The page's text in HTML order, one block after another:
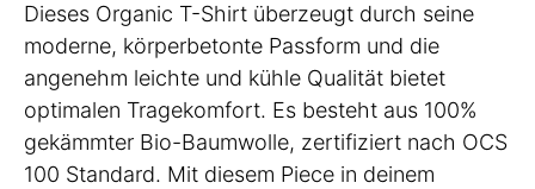
Dieses Organic T-Shirt überzeugt durch seine
moderne, körperbetonte Passform und die
angenehm leichte und kühle Qualität bietet
optimalen Tragekomfort. Es besteht aus 100%
gekämmter Bio-Baumwolle, zertifiziert nach OCS
100 Standard. Mit diesem Piece in deinem